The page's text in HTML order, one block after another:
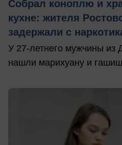
Собрал коноплю и
кухне: жителя
задержали с
У 27-летнего мужчины из
нашли марихуану и